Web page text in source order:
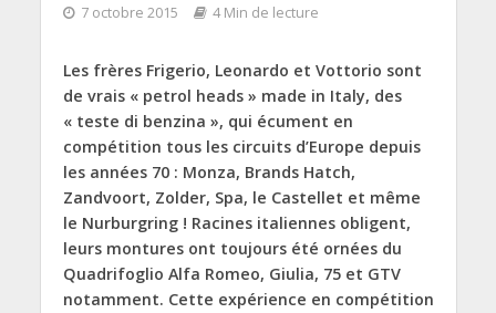
7 octobre 2015 4 Min de lecture
Les frères Frigerio, Leonardo et Vottorio sont
de vrais « petrol heads » made in Italy, des
« teste di benzina », qui écument en
compétition tous les circuits d’Europe depuis
les années 70 : Monza, Brands Hatch,
Zandvoort, Zolder, Spa, le Castellet et même
le Nurburgring ! Racines italiennes obligent,
leurs montures ont toujours été ornées du
Quadrifoglio Alfa Romeo, Giulia, 75 et GTV
notamment. Cette expérience en compétition